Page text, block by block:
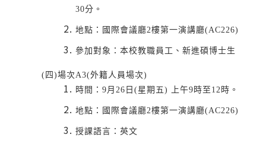
30分。
地點：國際會議廳2樓第一演講廳(AC226)
參加對象：本校教職員工、新進碩博士生
(四)場次A3(外籍人員場次)
時間：9月26日(星期五) 上午9時至12時。
地點：國際會議廳2樓第一演講廳(AC226)
授課語言：英文